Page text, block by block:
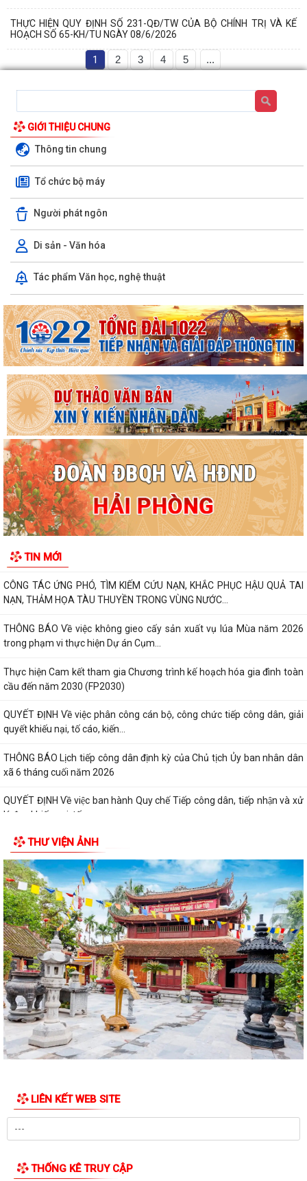
THỰC HIỆN QUY ĐỊNH SỐ 231-QĐ/TW CỦA BỘ CHÍNH TRỊ VÀ KẾ
HOẠCH SỐ 65-KH/TU NGÀY 08/6/2026
1 2 3 4 5 ...
GIỚI THIỆU CHUNG
Thông tin chung
Tổ chức bộ máy
Người phát ngôn
Di sản - Văn hóa
Tác phẩm Văn học, nghệ thuật
TIN MỚI
Báo cáo công tác cải cách hành chính tháng 7 năm 2026, nhiệm vụ
trọng tâm tháng 8 năm 2026
KIỂM TRA TIỀN SỬ VÀ TIÊM CHỦNG BÙ LIỀU CHO TRẺ NHẬP HỌC TẠI
CÁC CƠ SỞ GIÁO DỤC MẦM NON, TIỂU HỌC...
LUẬT TRÍ TUỆ NHÂN TẠO
TĂNG CƯỜNG CÔNG TÁC PHÒNG, CHỐNG THIÊN TAI TRONG MÙA
“Ngày hội toàn dân bảo vệ an ninh Tổ quốc” năm 2026 trên địa bàn xã
An Quang
ĐỒNG QUẢN TRỊ NGÂN HÀNG CHÍNH SÁCH XÃ HỘI
"SMART HẢI PHÒNG - CÔNG DÂN THÔNG MINH, THÀNH PHỐ MẠNH
MẼ"
Báo cáo công tác cải cách hành chính 6 tháng đầu năm 2026, nhiệm
vụ 6 tháng cuối năm 2026
Tăng cường công tác phòng, chống dịch bệnh mùa hè trên địa bàn xã
An Quang
HÒA NHẬP CỘNG ĐỒNG
CÔNG TÁC ỨNG PHÓ, TÌM KIẾM CỨU NẠN, KHẮC PHỤC HẬU QUẢ TAI
NẠN, THẢM HỌA TÀU THUYỀN TRONG VÙNG NƯỚC...
THÔNG BÁO Về việc không gieo cấy sản xuất vụ lúa Mùa năm 2026
trong phạm vi thực hiện Dự án Cụm...
Thực hiện Cam kết tham gia Chương trình kế hoạch hóa gia đình toàn
cầu đến năm 2030 (FP2030)
QUYẾT ĐỊNH Về việc phân công cán bộ, công chức tiếp công dân, giải
quyết khiếu nại, tố cáo, kiến...
THÔNG BÁO Lịch tiếp công dân định kỳ của Chủ tịch Ủy ban nhân dân
xã 6 tháng cuối năm 2026
QUYẾT ĐỊNH Về việc ban hành Quy chế Tiếp công dân, tiếp nhận và xử
lý đơn khiếu nại, tố...
QUYẾT ĐỊNH: Ban hành Nội quy tiếp công dân tại Trụ sở Ủy ban nhân
dân xã An Quang
Quy định số 132-QĐ/TW của Bộ Chính trị và Kế hoạch số 69-KH/TU,
ngày 12/6/2026 của Ban Thường vụ...
Quy định số 178-QĐ/TW của Bộ Chính trị và Kế hoạch số 66-KH/TU,
ngày 08/6/2026 của Ban Thường vụ...
Thông báo về việc công khai số điện thoại đường dây nóng tiếp nhận
thông tin phản ánh, kiến nghị,...
Thông báo Về việc công khai số điện thoại đường dây nóng tiếp nhận
thông tin phản ánh, kiến nghị,...
Thông báo Về việc công khai số điện thoại đường dây nóng tiếp nhận
Nghị quyết số 09-NQ/TU, ngày 26/5/2026 của Ban Thường vụ Thành
ủy về giải pháp nâng cao chất lượng...
THƯ VIỆN ẢNH
LIÊN KẾT WEB SITE
THỐNG KÊ TRUY CẬP